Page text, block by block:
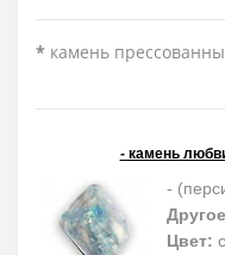
* камень
- камень
-
Цвет: